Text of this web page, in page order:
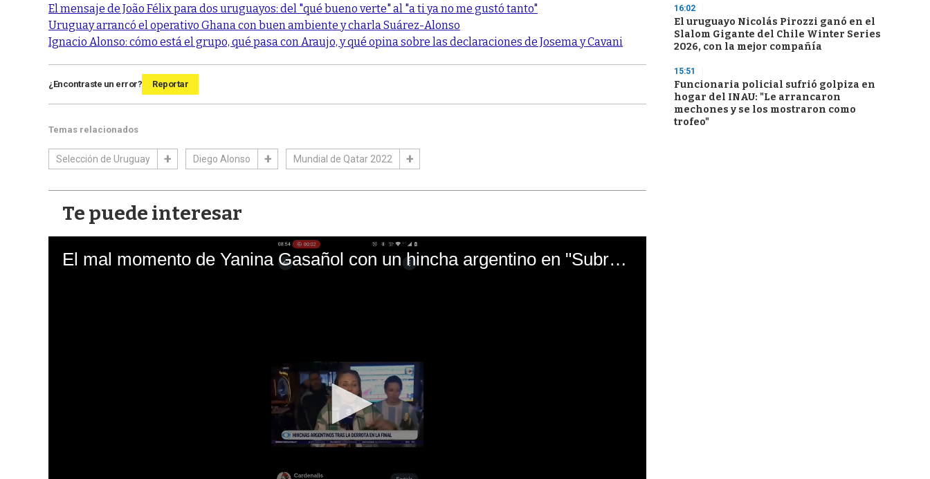
El mensaje de João Félix para dos uruguayos: del "qué bueno verte" al "a ti ya no me gustó tanto"
Uruguay arrancó el operativo Ghana con buen ambiente y charla Suárez-Alonso
Ignacio Alonso: cómo está el grupo, qué pasa con Araujo, y qué opina sobre las declaraciones de Josema y Cavani
¿Encontraste un error? Reportar
Temas relacionados
Selección de Uruguay Diego Alonso Mundial de Qatar 2022
Te puede interesar
El mal momento de Yanina Gasañol con un hincha argentino en "Subrayado"
16:02
El uruguayo Nicolás Pirozzi ganó en el
Slalom Gigante del Chile Winter Series
2026, con la mejor compañía
15:51
Funcionaria policial sufrió golpiza en
hogar del INAU: "Le arrancaron
mechones y se los mostraron como
trofeo"